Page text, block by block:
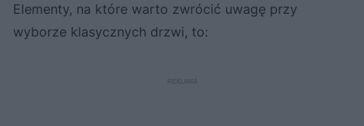
Elementy, na które warto zwrócić uwagę przy
wyborze klasycznych drzwi, to: